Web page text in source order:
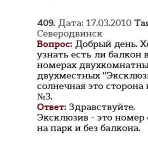
409. Дата: 17.03.2010
Северодвинск
Вопрос: Добрый день.
узнать есть ли балкон в
номерах
двухместных
солнечная это сторона
№3.
Ответ: Здравствуйте.
Эксклюзив - это номер
на парк и без балкона.